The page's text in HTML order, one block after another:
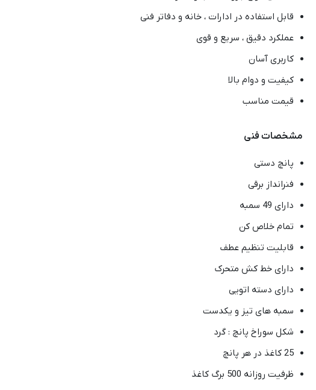
قابل استفاده در ادارات ، خانه و دفاتر فنی
عملکرد دقیق ، سریع و قوی
کاربری آسان
کیفیت و دوام بالا
قیمت مناسب
مشخصات فنی
پانچ دستی
فنرانداز برقی
دارای 49 سمبه
تمام خلاص کن
قابلیت تنظیم عطف
دارای خط کش متحرک
دارای دسته اتویی
سمبه های تیز و یکدست
شکل سوراخ پانچ : گرد
25 کاغذ در هر پانچ
ظرفیت روزانه 500 برگ کاغذ